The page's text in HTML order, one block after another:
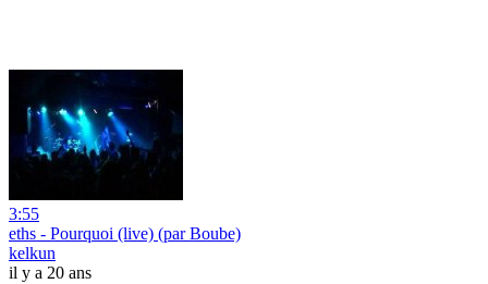
3:55
eths - Pourquoi (live) (par Boube)
kelkun
il y a 20 ans